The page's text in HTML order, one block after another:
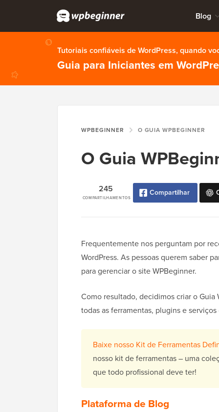
Blog
Tutoriais confiáveis de WordPress, quando
Guia para Iniciantes em
WPBEGINNER O GUIA WPBEGINNER
O Guia
COMPARTILHAMENTOS
245 Compartilhar
Frequentemente nos perguntam por
WordPress. As pessoas querem saber
para gerenciar o site WPBeginner.
Como resultado, decidimos criar o
todas as ferramentas, plugins e
Baixe nosso Kit de Ferramentas
nosso kit de ferramentas – uma
que todo profissional deve ter!
Plataforma de Blog